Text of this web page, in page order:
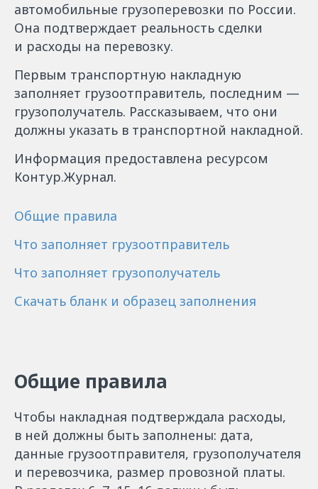
автомобильные грузоперевозки по России.
Она подтверждает реальность сделки
и расходы на перевозку.
Первым транспортную накладную
заполняет грузоотправитель, последним —
грузополучатель. Рассказываем, что они
должны указать в транспортной накладной.
Информация предоставлена ресурсом
Контур.Журнал.
Общие правила
Что заполняет грузоотправитель
Что заполняет грузополучатель
Скачать бланк и образец заполнения
Общие правила
Чтобы накладная подтверждала расходы,
в ней должны быть заполнены: дата,
данные грузоотправителя, грузополучателя
и перевозчика, размер провозной платы.